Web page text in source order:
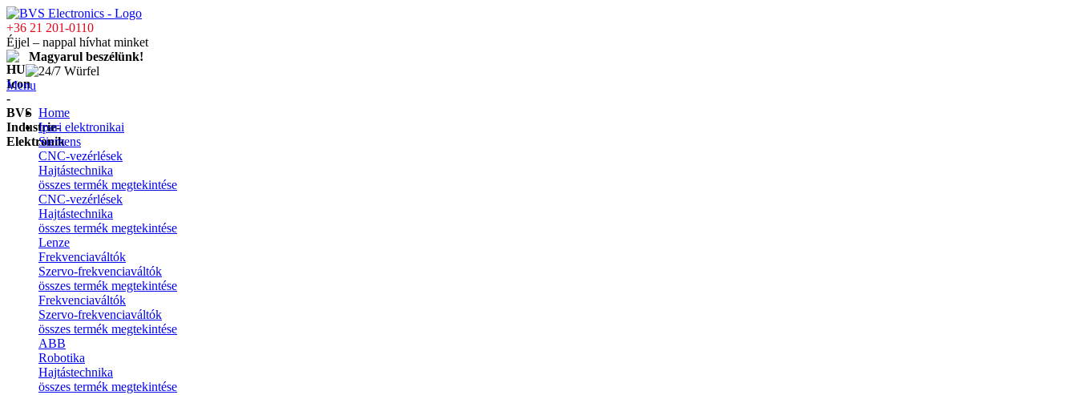
+36 21 201-0110
Éjjel – nappal hívhat minket
Magyarul beszélünk!
Menu
Home
Ipari elektronikai
Siemens
CNC-vezérlések
Hajtástechnika
összes termék megtekintése
CNC-vezérlések
Hajtástechnika
összes termék megtekintése
Lenze
Frekvenciaváltók
Szervo-frekvenciaváltók
összes termék megtekintése
Frekvenciaváltók
Szervo-frekvenciaváltók
összes termék megtekintése
ABB
Robotika
Hajtástechnika
összes termék megtekintése